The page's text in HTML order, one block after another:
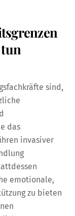
sind,
das
invasiver
emotionale,
zu bieten